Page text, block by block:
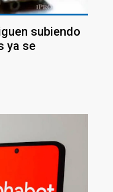
subiendo
ya se